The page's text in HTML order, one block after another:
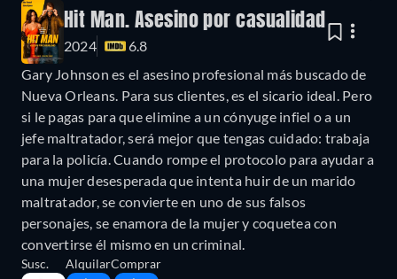
Hit Man. Asesino por casualidad
2024
6.8
Gary Johnson es el asesino profesional más buscado de
Nueva Orleans. Para sus clientes, es el sicario ideal. Pero
si le pagas para que elimine a un cónyuge infiel o a un
jefe maltratador, será mejor que tengas cuidado: trabaja
para la policía. Cuando rompe el protocolo para ayudar a
una mujer desesperada que intenta huir de un marido
maltratador, se convierte en uno de sus falsos
personajes, se enamora de la mujer y coquetea con
convertirse él mismo en un criminal.
Susc. AlquilarComprar